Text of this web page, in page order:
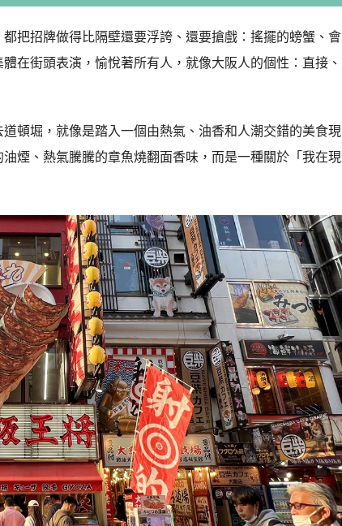
把招牌做得比隔壁還要浮誇、還要搶戲：搖擺的螃蟹、會
在街頭表演，愉悅著所有人，就像大阪人的個性：直接、
頓堀，就像是踏入一個由熱氣、油香和人潮交錯的美食現
煙、熱氣騰騰的章魚燒翻面香味，而是一種關於「我在現